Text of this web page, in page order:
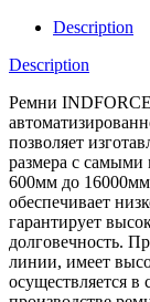
Description
Description
Ремни
позволяет
размера с
600мм до
обеспечивает
гарантирует
долговечность.
линии, имеет
осуществляется в